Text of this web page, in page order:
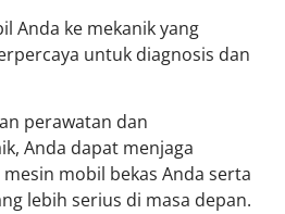
Anda ke mekanik yang
untuk diagnosis dan
perawatan dan
Anda dapat menjaga
mobil bekas Anda serta
lebih serius di masa depan.